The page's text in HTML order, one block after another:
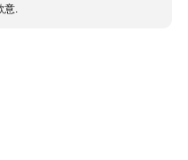
意.